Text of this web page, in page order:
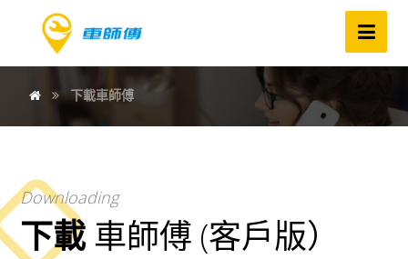
下載車師傅
Downloading
下載 車師傅 (客戶版）